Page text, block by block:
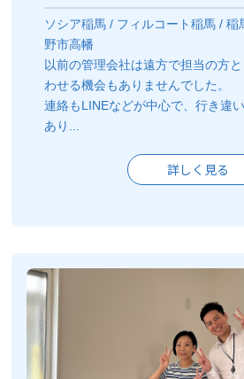
ソシア稲馬 / フィルコート稲馬 /
野市高幡
以前の管理会社は遠方で担当の方
わせる機会もありませんでした。
連絡もLINEなどが中心で、行き違
あり...
詳しく見る